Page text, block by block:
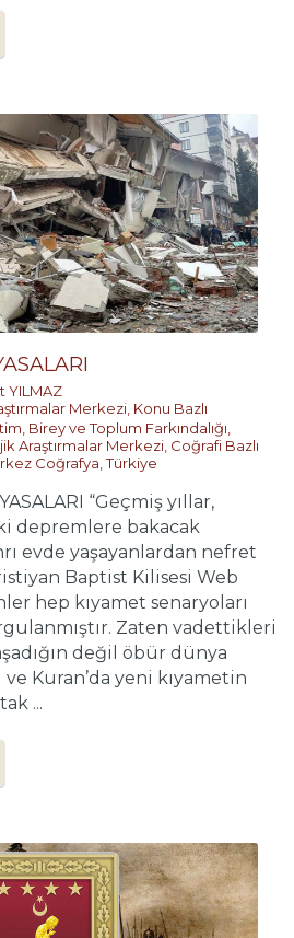
YILMAZ
Merkezi Konu Bazlı
Birey ve Toplum Farkındalığı
Araştırmalar Merkezi Coğrafi Bazlı
Coğrafya ,Türkiye
“Geçmiş yıllar,
depremlere bakacak
evde yaşayanlardan nefret
Baptist Kilisesi Web
hep kıyamet senaryoları
Zaten vadettikleri
değil öbür dünya
Kuran’da yeni kıyametin
...